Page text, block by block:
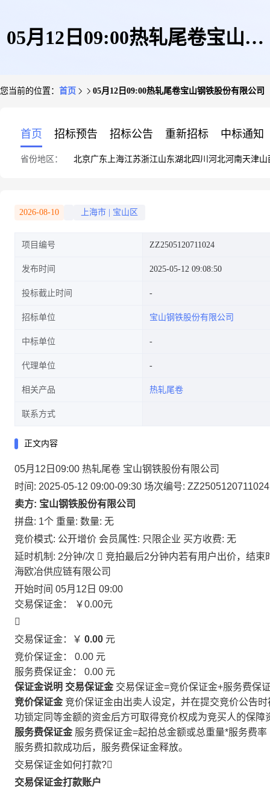
05月12日09:00热轧尾卷宝山钢
您当前的位置： 首页 05月12日09:00热轧尾卷宝山钢铁股份有限公司
首页 招标预告 招标公告 重新招标 中标通知
省份地区： 北京广东 上海江苏浙江山东湖北四川 河北河南天津山
2026-08-10 上海市 宝山区
项目编号 ZZ2505120711024
发布时间 2025-05-12 09:08:50
投标截止时间
招标单位 宝山钢铁股份有限公司
中标单位
代理单位
相关产品 热轧尾卷
联系方式
正文内容
05月12日09:00 热轧尾卷 宝山钢铁股份有限公司
时间: 2025-05-12 09:00-09:30 场次编号: ZZ2505120711024
卖方: 宝山钢铁股份有限公司
拼盘: 1个 重量: 数量: 无
竞价模式: 公开增价 会员属性: 只限企业 买方收费: 无
延时机制: 2分钟/次  竞拍最后2分钟内若有用户出价，结
海欧冶供应链有限公司
开始时间 05月12日 09:00
交易保证金：
￥0.00元

交易保证金：￥ 0.00 元
竞价保证金： 0.00 元
服务费保证金： 0.00 元
保证金说明 交易保证金 交易保证金=竞价保证金+服务费保
竞价保证金 竞价保证金由出卖人设定，并在提交竞价公告
功锁定同等金额的资金后方可取得竞价权成为竞买人的保障
服务费保证金 服务费保证金=起拍总金额或总重量*服务费率
服务费扣款成功后，服务费保证金释放。
交易保证金如何打款?
交易保证金打款账户